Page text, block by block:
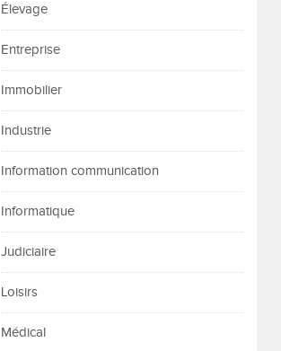
Élevage
Entreprise
Immobilier
Industrie
Information communication
Informatique
Judiciaire
Loisirs
Médical